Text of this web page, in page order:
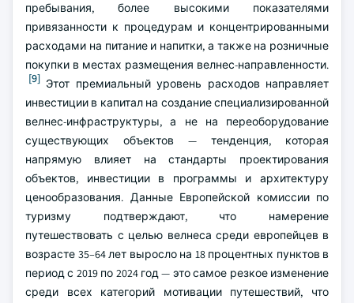
пребывания, более высокими показателями
привязанности к процедурам и концентрированными
расходами на питание и напитки, а также на розничные
покупки в местах размещения велнес-направленности.
[9] Этот премиальный уровень расходов направляет
инвестиции в капитал на создание специализированной
велнес-инфраструктуры, а не на переоборудование
существующих объектов — тенденция, которая
напрямую влияет на стандарты проектирования
объектов, инвестиции в программы и архитектуру
ценообразования. Данные Европейской комиссии по
туризму подтверждают, что намерение
путешествовать с целью велнеса среди европейцев в
возрасте 35–64 лет выросло на 18 процентных пунктов в
период с 2019 по 2024 год — это самое резкое изменение
среди всех категорий мотивации путешествий, что